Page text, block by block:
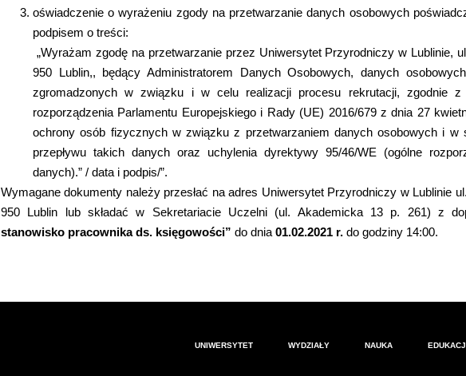
oświadczenie o wyrażeniu zgody na przetwarzanie danych osobowych
podpisem o treści:
„Wyrażam zgodę na przetwarzanie przez Uniwersytet Przyrodniczy w Lublinie,
950 Lublin,, będący Administratorem Danych Osobowych, danych
zgromadzonych w związku i w celu realizacji procesu rekrutacji, zgodnie
rozporządzenia Parlamentu Europejskiego i Rady (UE) 2016/679 z dnia 27
ochrony osób fizycznych w związku z przetwarzaniem danych osobowych i w
przepływu takich danych oraz uchylenia dyrektywy 95/46/WE (ogólne
danych).” / data i podpis/”.
Wymagane dokumenty należy przesłać na adres Uniwersytet Przyrodniczy w Lublinie
950 Lublin lub składać w Sekretariacie Uczelni (ul. Akademicka 13 p. 261) z
stanowisko pracownika ds. księgowości” do dnia 01.02.2021 r. do godziny 14:00.
UNIWERSYTET WYDZIAŁY NAUKA